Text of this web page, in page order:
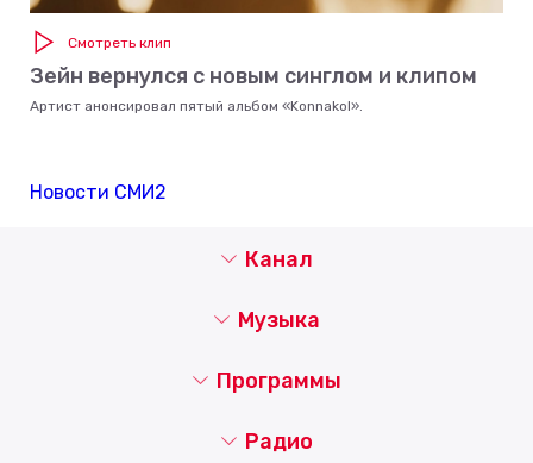
Смотреть клип
Зейн вернулся с новым синглом и клипом
Артист анонсировал пятый альбом «Konnakol».
Новости СМИ2
Канал
Музыка
Программы
Радио